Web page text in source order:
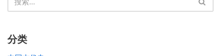
分类